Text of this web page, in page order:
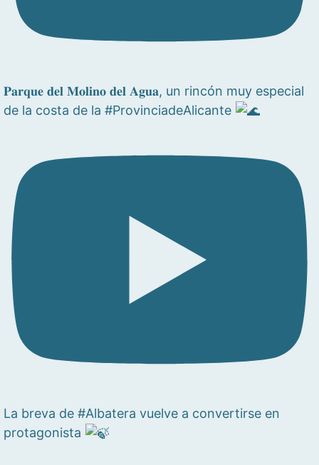
𝐏𝐚𝐫𝐪𝐮𝐞 𝐝𝐞𝐥 𝐌𝐨𝐥𝐢𝐧𝐨 𝐝𝐞𝐥 𝐀𝐠𝐮𝐚, un rincón muy especial
de la costa de la #ProvinciadeAlicante
La breva de #Albatera vuelve a convertirse en
protagonista